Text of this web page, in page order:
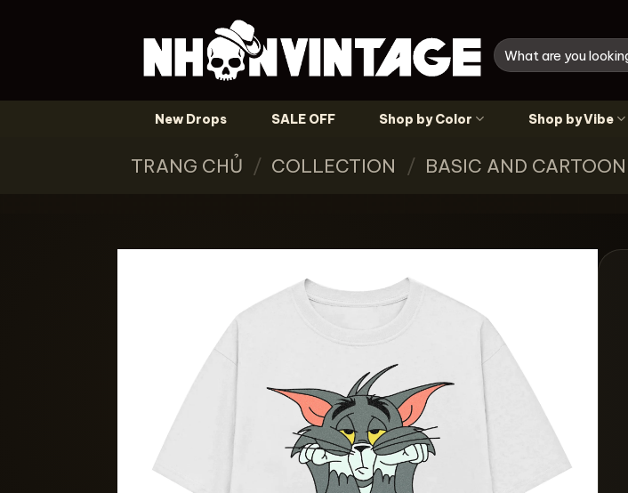
Tìm
kiếm:
New Drops SALE OFF Shop by Color Shop by Vibe
TRANG CHỦ / COLLECTION / BASIC AND CARTOON